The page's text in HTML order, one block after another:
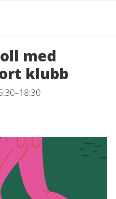
med
klubb